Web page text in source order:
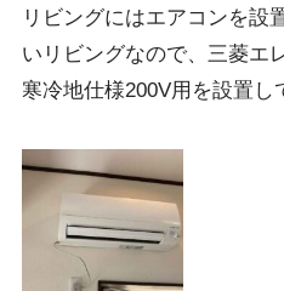
リビングにはエアコンを設
いリビングなので、三菱エ
寒冷地仕様200V用を設置し